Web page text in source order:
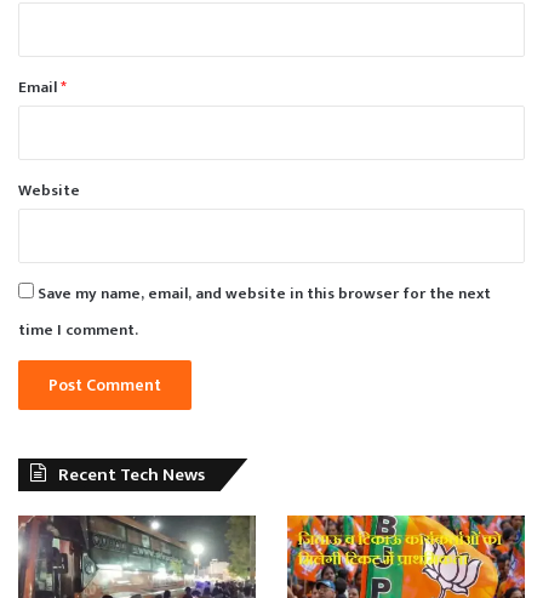
Email*
Website
Save my name, email, and website in this browser for the next
time I comment.
Recent Tech News